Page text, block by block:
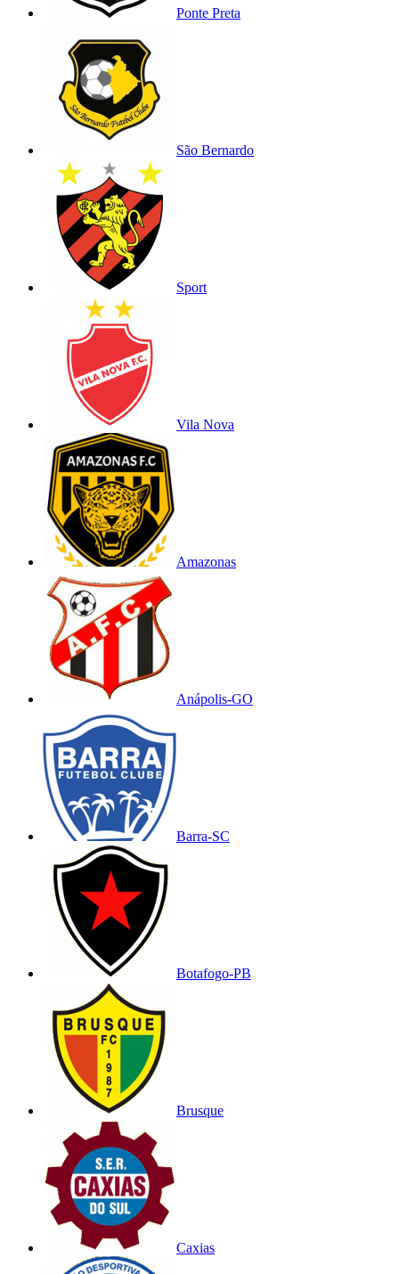
Ponte Preta
São Bernardo
Sport
Vila Nova
Amazonas
Anápolis-GO
Barra-SC
Botafogo-PB
Brusque
Caxias